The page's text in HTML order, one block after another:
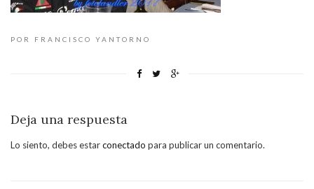
POR FRANCISCO YANTORNO
Deja una respuesta
Lo siento, debes estarconectado para publicar un comentario.